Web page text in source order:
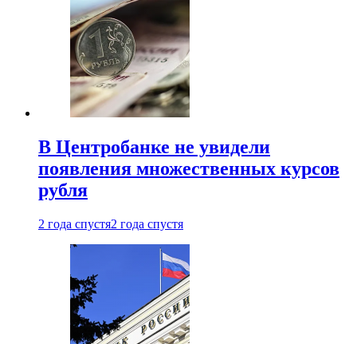
В Центробанке не увидели
появления множественных курсов
рубля
2 года спустя2 года спустя